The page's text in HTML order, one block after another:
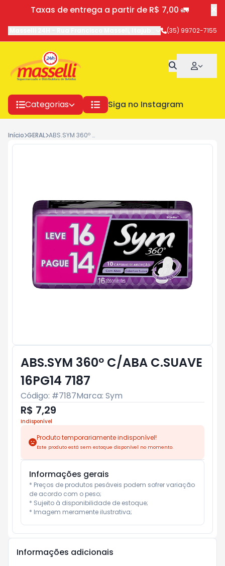
Taxas de entrega a partir de R$ 7,00 🚛
MG(35) 99702-7155
Categorias Siga no Instagram
Início GERAL ABS.SYM 360º C/ABA C.SUAVE 16PG14 7187
ABS.SYM 360º C/ABA C.SUAVE
16PG14 7187
Código: #7187Marca: Sym
R$ 7,29
Indisponível
Produto temporariamente indisponível!
Este produto está sem estoque disponível no momento.
Informações gerais
* Preços de produtos pesáveis podem sofrer variação
de acordo com o peso;
* Sujeito à disponibilidade de estoque;
* Imagem meramente ilustrativa;
Informações adicionais